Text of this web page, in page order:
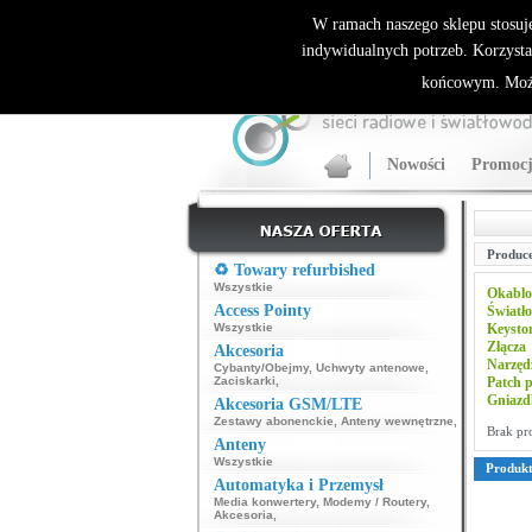
ALLNET.PL Sieci bezprzewodowe - generalny
Nowości
♻️ Towary refurbished
Wszystkie
Access Pointy
Wszystkie
Akcesoria
Cybanty/Obejmy, Uchwyty antenowe
Zaciskarki
Akcesoria GSM/LTE
Zestawy abonenckie Anteny wewnętrzne
Anteny
Wszystkie
Automatyka i Przemysł
Media konwertery, Modemy / Routery,
Akcesoria
Złącza
Patch
Brak
W ramach naszego sklepu
indywidualnych potrzeb.
końcowym.